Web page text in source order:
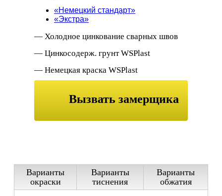
«Немецкий стандарт»
«Экстра»
— Холодное цинкование сварных швов
— Цинкосодерж. грунт WSPlast
— Немецкая краска WSPlast
Дополнительная антикоррозийная
Вызвать замерщика
Варианты
окраски
Варианты
тиснения
Варианты
обжатия